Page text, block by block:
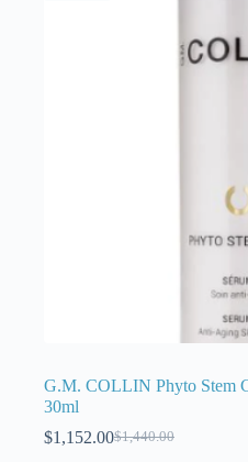
G.M. COLLIN Phyto Stem
30ml
$1,440.00
$1,152.00